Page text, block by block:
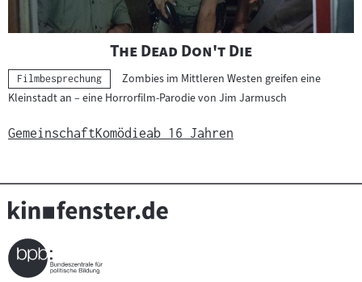
"
The Dead Don't Die"
Kategorie:
Filmbesprechung
Zombies im Mittleren Westen greifen eine
Kleinstadt an – eine Horrorfilm-Parodie von Jim Jarmusch
GemeinschaftKomödieab 16 Jahren